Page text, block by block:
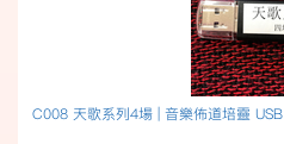
C008 天歌系列4場 | 音樂佈道培靈 USB